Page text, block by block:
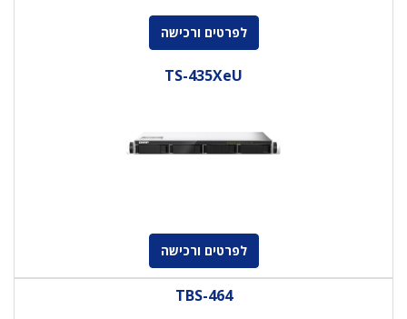
לפרטים ורכישה
TS-435XeU
לפרטים ורכישה
TBS-464